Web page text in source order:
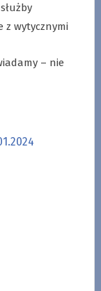
z wytycznymi
– nie